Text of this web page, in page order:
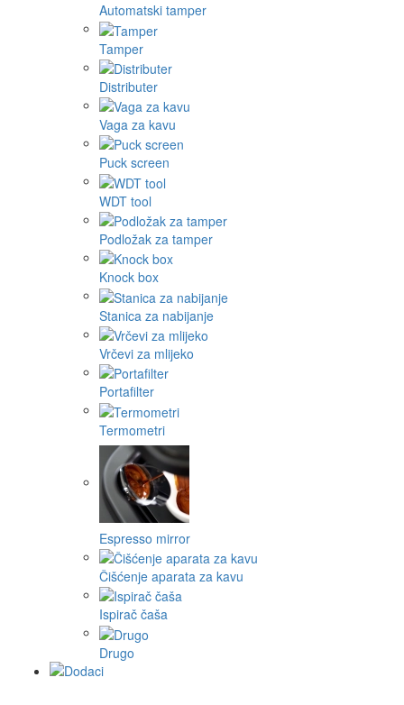
Automatski tamper
Tamper
Distributer
Vaga za kavu
Puck screen
WDT tool
Podložak za tamper
Knock box
Stanica za nabijanje
Vrčevi za mlijeko
Portafilter
Termometri
Espresso mirror
Čišćenje aparata za kavu
Ispirač čaša
Drugo